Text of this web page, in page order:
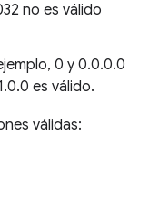
no es válido
0 y 0.0.0.0
es válido.
válidas: